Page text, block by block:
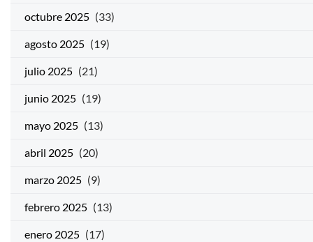
octubre 2025 (33)
agosto 2025 (19)
julio 2025 (21)
junio 2025 (19)
mayo 2025 (13)
abril 2025 (20)
marzo 2025 (9)
febrero 2025 (13)
enero 2025 (17)